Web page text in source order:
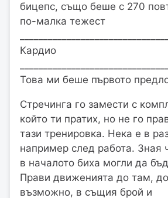
бицепс, също беше с 270
по-малка тежест
Кардио
Това ми беше първото
Стречинга го замести с
който ти пратих, но не го
тази тренировка. Нека е в
например след работа. Зная
в началото биха могли да
Прави движенията до там,
възможно, в същия брой и